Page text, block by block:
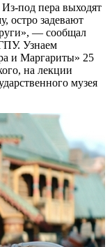
под пера выходят
остро задевают
— сообщал
Узнаем
и Маргариты» 25
на лекции
музея